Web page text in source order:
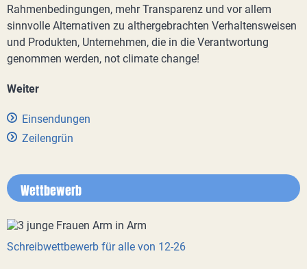
Rahmenbedingungen, mehr Transparenz und vor allem
sinnvolle Alternativen zu althergebrachten Verhaltensweisen
und Produkten, Unternehmen, die in die Verantwortung
genommen werden, not climate change!
Weiter
Einsendungen
Zeilengrün
Wettbewerb
Schreibwettbewerb für alle von 12-26